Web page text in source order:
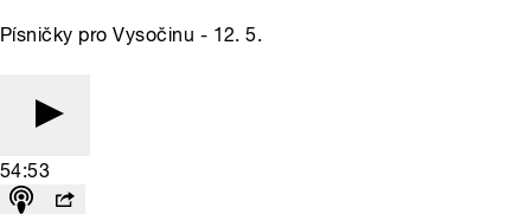
Písničky pro Vysočinu - 12. 5.
54:53